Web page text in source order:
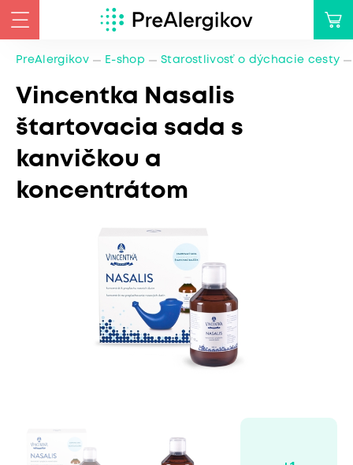
PreAlergikov E-shop Starostlivosť o dýchacie cesty
Vincentka Nasalis
štartovacia sada s
kanvičkou a
koncentrátom